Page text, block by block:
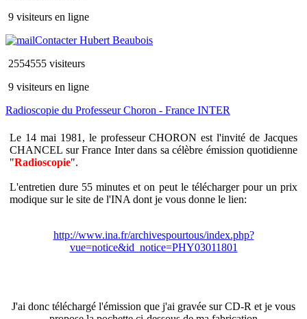
9 visiteurs en ligne
Contacter Hubert Beaubois
2554555 visiteurs
9 visiteurs en ligne
Radioscopie du Professeur Choron - France INTER
Le 14 mai 1981, le professeur CHORON est l'invité de Jacques
CHANCEL sur France Inter dans sa célèbre émission quotidienne
"Radioscopie".
L'entretien dure 55 minutes et on peut le télécharger pour un prix
modique sur le site de l'INA dont je vous donne le lien:
http://www.ina.fr/archivespourtous/index.php?
vue=notice&id_notice=PHY03011801
J'ai donc téléchargé l'émission que j'ai gravée sur CD-R et je vous